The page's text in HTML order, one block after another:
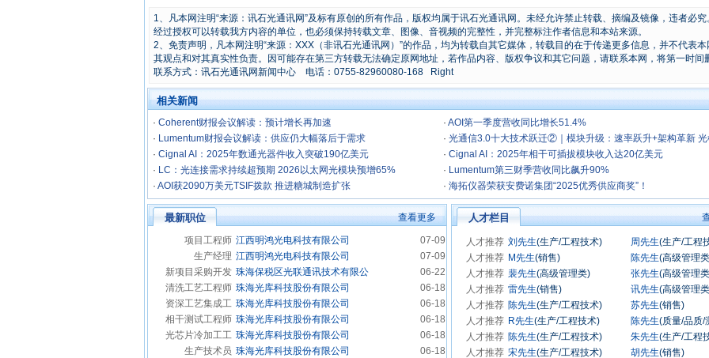
1、凡本网注明“来源：讯石光通讯网”及标有原创的所有作品，版权均属于讯石光通讯网。未经允许禁止转载、摘编及镜像，违者必究
经过授权可以转载我方内容的单位，也必须保持转载文章、图像、音视频的完整性，并完整标注作者信息和本站来源。
2、免责声明，凡本网注明“来源：XXX（非讯石光通讯网）”的作品，均为转载自其它媒体，转载目的在于传递更多信息，并不代表本
其观点和对其真实性负责。因可能存在第三方转载无法确定原网地址，若作品内容、版权争议和其它问题，请联系本网，将第一时间
联系方式：讯石光通讯网新闻中心 电话：0755-82960080-168 Right
相关新闻
· Coherent财报会议解读：预计增长再加速 · AOI第一季度营收同比增长51.4%
· Lumentum财报​会议解读：供应仍大幅落后于需求 · 光通信3.0十大技术跃迁②｜模块升级：速率跃升+架构革新 光
迈入代际跃迁新周期
· Cignal AI：2025年数通光器件收入突破190亿美元 · Cignal AI：2025年相干可插拔模块收入达20亿美元
· LC：光连接需求持续超预期 2026以太网光模块预增65% · Lumentum第三财季营收同比飙升90%
· AOI获2090万美元TSIF拨款 推进糖城制造扩张 · 海拓仪器荣获安费诺集团“2025优秀供应商奖”！